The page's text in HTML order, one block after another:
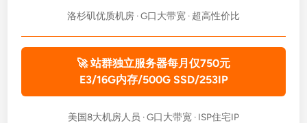
洛杉矶优质机房 · G口大带宽 · 超高性价比
🚀 站群独立服务器每月仅750元
E3/16G内存/500G SSD/253IP
美国8大机房人员 · G口大带宽 · ISP住宅IP